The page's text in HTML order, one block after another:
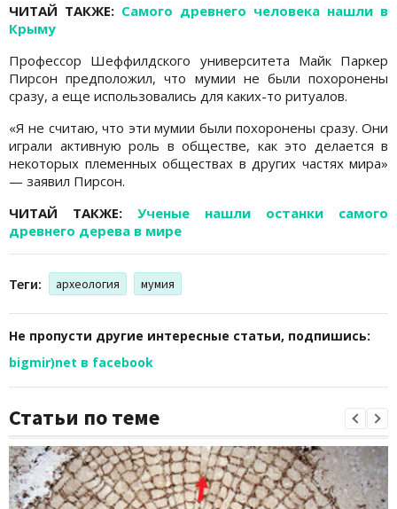
ЧИТАЙ ТАКЖЕ: Самого древнего человека нашли в
Крыму
Профессор Шеффилдского университета Майк Паркер
Пирсон предположил, что мумии не были похоронены
сразу, а еще использовались для каких-то ритуалов.
«Я не считаю, что эти мумии были похоронены сразу. Они
играли активную роль в обществе, как это делается в
некоторых племенных обществах в других частях мира»
— заявил Пирсон.
ЧИТАЙ ТАКЖЕ: Ученые нашли останки самого
древнего дерева в мире
Теги: археология мумия
Не пропусти другие интересные статьи, подпишись:
bigmir)net в facebook
Статьи по теме